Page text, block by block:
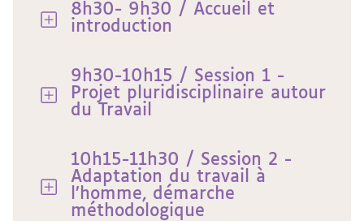
8h30- 9h30 / Accueil et
introduction
9h30-10h15 / Session 1 -
Projet pluridisciplinaire autour
du Travail
10h15-11h30 / Session 2 -
Adaptation du travail à
l’homme, démarche
méthodologique